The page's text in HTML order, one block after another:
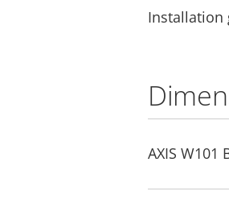
Installation
AXIS W101